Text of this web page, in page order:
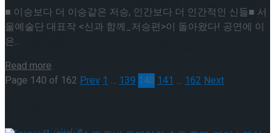
이호원
Trending Tags
[인터뷰] “세계 어디에도 없던 새로운 형태의
이호원
■ 이승보다 더 이승같은 저승, 인간보다 더 인간적인 신들■ 서
울예술단 대표작 <신과 함께_저승편>이 돌아왔다! 공연에 이
은...
Read more
Page 140 of 162 Prev1 … 139 140 141 … 162Next